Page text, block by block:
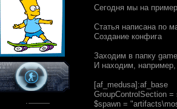
Сегодня мы на
Статья написана по
Создание конфига
Заходим в папку
И находим,
[af_medusa]:af_base
GroupControlSection =
$spawn =